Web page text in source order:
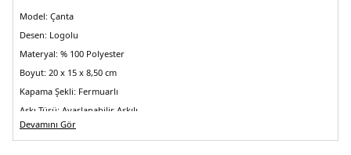
Model: Çanta
Desen: Logolu
Materyal: % 100 Polyester
Boyut: 20 x 15 x 8,50 cm
Kapama Şekli: Fermuarlı
Askı Türü: Ayarlanabilir Askılı
Menşei:Endonezya
3DE1AM0AM13465PSM.40
Devamını Gör